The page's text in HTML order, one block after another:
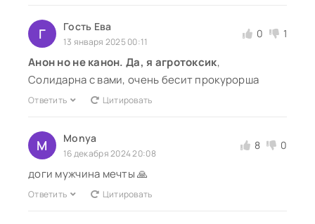
Г Гость Ева
13 января 2025 00:11
0 1
Анон но не канон. Да, я агротоксик,
Солидарна с вами, очень бесит прокурорша
Ответить Цитировать
M Monya
16 декабря 2024 20:08
8 0
доги мужчина мечты 🙏
Ответить Цитировать